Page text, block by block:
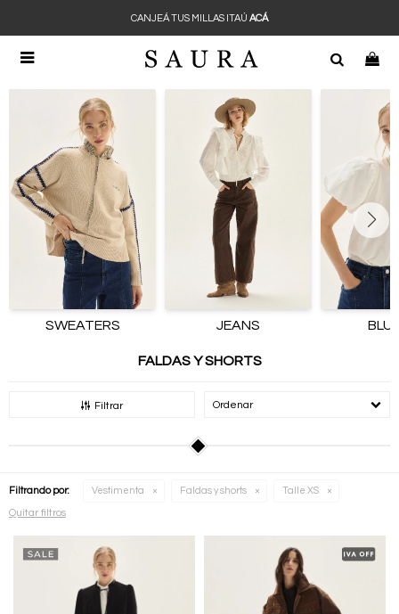

CANJEÁ TUS MILLAS ITAÚ ACÁ
SWEATERS JEANS
FALDAS Y SHORTS
Filtrar Recomendados
Filtrando por: Vestimenta Faldas y shorts Talle XS
Quitar filtros